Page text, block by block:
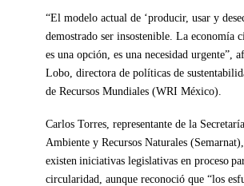
“El modelo actual de ‘producir, usar y
demostrado ser insostenible. La economía
es una opción, es una necesidad urgente”,
Lobo, directora de políticas de
de Recursos Mundiales (WRI México).
Carlos Torres, representante de la
Ambiente y Recursos Naturales
existen iniciativas legislativas en proceso
circularidad, aunque reconoció que “los